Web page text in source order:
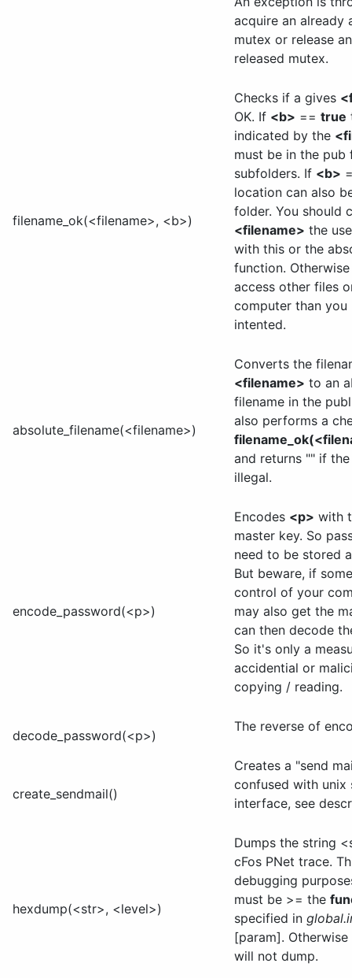
acquire an already
mutex or release
released mutex.
filename_ok(<filename>, <b>)
Checks if a gives
OK. If <b> == true
indicated by the
must be in the
subfolders. If <b>
location can also
folder. You should
<filename> the
with this or the
function.
access other files
computer than you
intented.
absolute_filename(<filename>)
Converts the
<filename> to an
filename in the
also performs a
and returns "" if
illegal.
encode_password(<p>)
Encodes <p> with
master key. So
need to be stored
But beware, if
control of your
may also get the
can then decode
So it's only a
accidential or
copying / reading.
decode_password(<p>)
The reverse of
create_sendmail()
Creates a "send
confused with unix
interface, see
hexdump(<str>, <level>)
Dumps the string
cFos PNet trace.
debugging
must be >= the
specified in
[param].
will not dump.